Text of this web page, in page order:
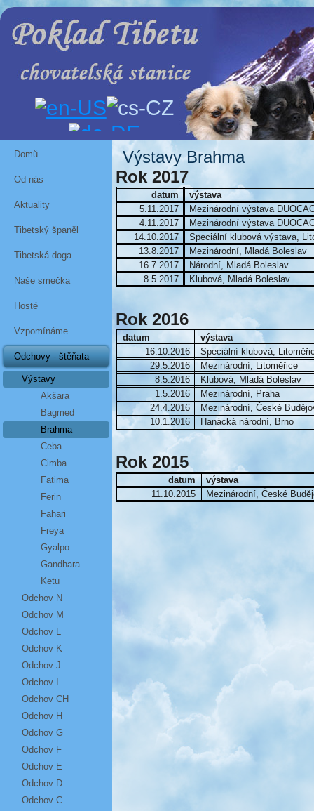
Domů
Od nás
Aktuality
Tibetský španěl
Tibetská doga
Naše smečka
Hosté
Vzpomínáme
Odchovy - štěňata
Výstavy
Akšara
Bagmed
Brahma
Ceba
Cimba
Fatima
Ferin
Fahari
Freya
Gyalpo
Gandhara
Ketu
Odchov N
Odchov M
Odchov L
Odchov K
Odchov J
Odchov I
Odchov CH
Odchov H
Odchov G
Odchov F
Odchov E
Odchov D
Odchov C
Výstavy Brahma
Rok 2017
datum
výstava
5.11.2017
Mezinárodní výstava
4.11.2017
Mezinárodní výstava
14.10.2017
Speciální klubová výstava,
13.8.2017
Mezinárodní, Mladá Boleslav
16.7.2017
Národní, Mladá Boleslav
8.5.2017
Klubová, Mladá Boleslav
Rok 2016
datum
výstava
16.10.2016
Speciální klubová,
29.5.2016
Mezinárodní, Litoměřice
8.5.2016
Klubová, Mladá Boleslav
1.5.2016
Mezinárodní, Praha
24.4.2016
Mezinárodní, České
10.1.2016
Hanácká národní, Brno
Rok 2015
datum výstava
11.10.2015
Mezinárodní, České